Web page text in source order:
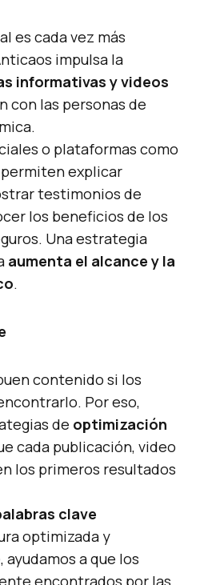
es cada vez más
impulsa la
informativas y videos
con las personas de
o plataformas como
explicar
testimonios de
los beneficios de los
Una estrategia
aumenta el alcance y la
.
contenido si los
Por eso,
de optimización
cada publicación, video
los primeros resultados
clave
optimizada y
a que los